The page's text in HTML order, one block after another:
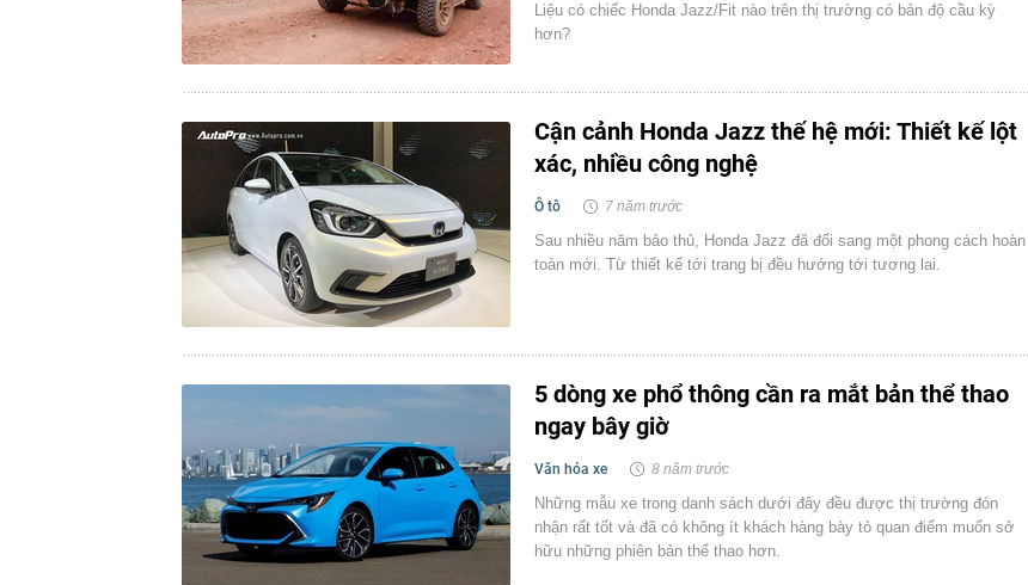
Liệu có chiếc Honda Jazz/Fit nào trên thị trường có bản độ cầu kỳ
hơn?
Cận cảnh Honda Jazz thế hệ mới: Thiết kế lột
xác, nhiều công nghệ
Ô tô 7 năm trước
Sau nhiều năm bảo thủ, Honda Jazz đã đổi sang một phong cách hoàn
toàn mới. Từ thiết kế tới trang bị đều hướng tới tương lai.
5 dòng xe phổ thông cần ra mắt bản thể thao
ngay bây giờ
Văn hóa xe 8 năm trước
Những mẫu xe trong danh sách dưới đây đều được thị trường đón
nhận rất tốt và đã có không ít khách hàng bày tỏ quan điểm muốn sở
hữu những phiên bản thể thao hơn.